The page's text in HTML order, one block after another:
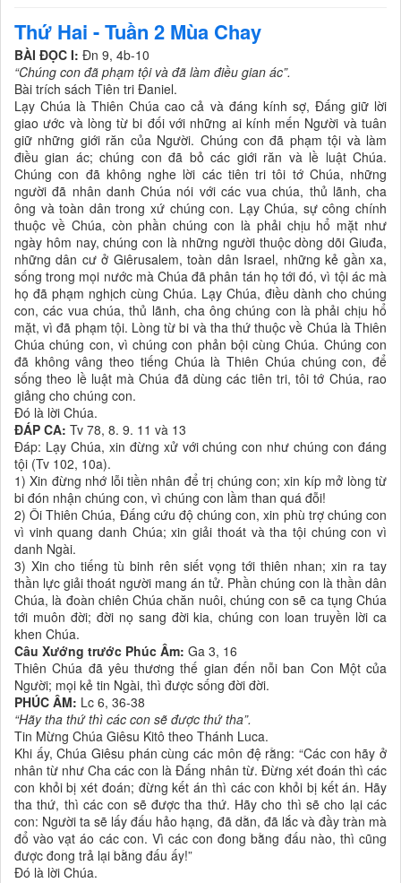
Thứ Hai - Tuần 2 Mùa Chay
BÀI ĐỌC I: Ðn 9, 4b-10
“Chúng con đã phạm tội và đã làm điều gian ác”.
Bài trích sách Tiên tri Ðaniel.
Lạy Chúa là Thiên Chúa cao cả và đáng kính sợ, Ðấng giữ lời
giao ước và lòng từ bi đối với những ai kính mến Người và tuân
giữ những giới răn của Người. Chúng con đã phạm tội và làm
điều gian ác; chúng con đã bỏ các giới răn và lề luật Chúa.
Chúng con đã không nghe lời các tiên tri tôi tớ Chúa, những
người đã nhân danh Chúa nói với các vua chúa, thủ lãnh, cha
ông và toàn dân trong xứ chúng con. Lạy Chúa, sự công chính
thuộc về Chúa, còn phần chúng con là phải chịu hổ mặt như
ngày hôm nay, chúng con là những người thuộc dòng dõi Giuđa,
những dân cư ở Giêrusalem, toàn dân Israel, những kẻ gần xa,
sống trong mọi nước mà Chúa đã phân tán họ tới đó, vì tội ác mà
họ đã phạm nghịch cùng Chúa. Lạy Chúa, điều dành cho chúng
con, các vua chúa, thủ lãnh, cha ông chúng con là phải chịu hổ
mặt, vì đã phạm tội. Lòng từ bi và tha thứ thuộc về Chúa là Thiên
Chúa chúng con, vì chúng con phản bội cùng Chúa. Chúng con
đã không vâng theo tiếng Chúa là Thiên Chúa chúng con, để
sống theo lề luật mà Chúa đã dùng các tiên tri, tôi tớ Chúa, rao
giảng cho chúng con.
Ðó là lời Chúa.
ĐÁP CA: Tv 78, 8. 9. 11 và 13
Ðáp: Lạy Chúa, xin đừng xử với chúng con như chúng con đáng
tội (Tv 102, 10a).
1) Xin đừng nhớ lỗi tiền nhân để trị chúng con; xin kíp mở lòng từ
bi đón nhận chúng con, vì chúng con lầm than quá đỗi!
2) Ôi Thiên Chúa, Ðấng cứu độ chúng con, xin phù trợ chúng con
vì vinh quang danh Chúa; xin giải thoát và tha tội chúng con vì
danh Ngài.
3) Xin cho tiếng tù binh rên siết vọng tới thiên nhan; xin ra tay
thần lực giải thoát người mang án tử. Phần chúng con là thần dân
Chúa, là đoàn chiên Chúa chăn nuôi, chúng con sẽ ca tụng Chúa
tới muôn đời; đời nọ sang đời kia, chúng con loan truyền lời ca
khen Chúa.
Câu Xướng trước Phúc Âm: Ga 3, 16
Thiên Chúa đã yêu thương thế gian đến nỗi ban Con Một của
Người; mọi kẻ tin Ngài, thì được sống đời đời.
PHÚC ÂM: Lc 6, 36-38
“Hãy tha thứ thì các con sẽ được thứ tha”.
Tin Mừng Chúa Giêsu Kitô theo Thánh Luca.
Khi ấy, Chúa Giêsu phán cùng các môn đệ rằng: “Các con hãy ở
nhân từ như Cha các con là Ðấng nhân từ. Ðừng xét đoán thì các
con khỏi bị xét đoán; đừng kết án thì các con khỏi bị kết án. Hãy
tha thứ, thì các con sẽ được tha thứ. Hãy cho thì sẽ cho lại các
con: Người ta sẽ lấy đấu hảo hạng, đã dằn, đã lắc và đầy tràn mà
đổ vào vạt áo các con. Vì các con đong bằng đấu nào, thì cũng
được đong trả lại bằng đấu ấy!”
Ðó là lời Chúa.